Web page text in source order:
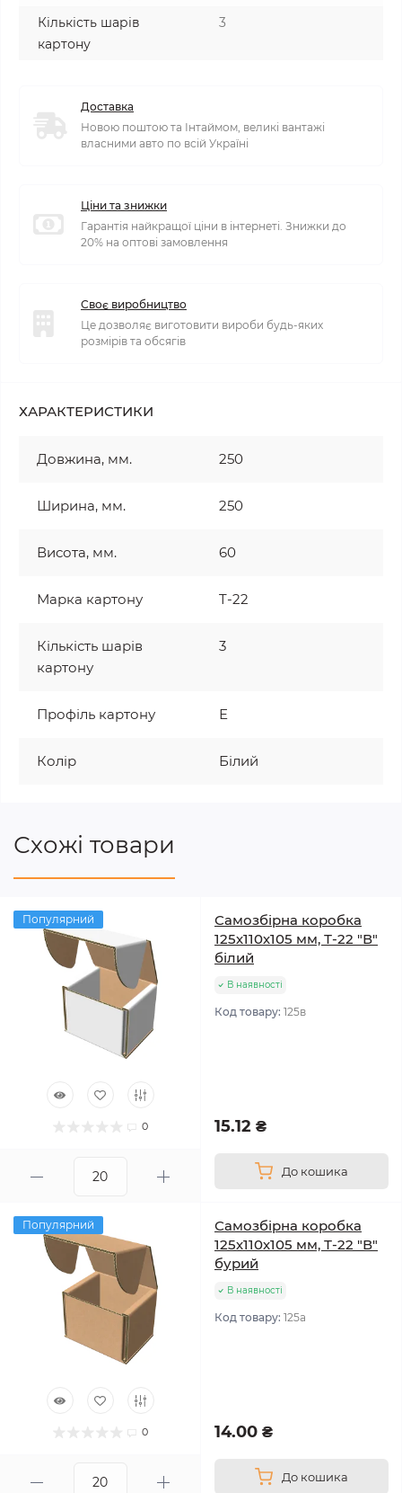
Кількість шарів
картону
3
Доставка
Новою поштою та Інтаймом, великі вантажі
власними авто по всій Україні
Ціни та знижки
Гарантія найкращої ціни в інтернеті. Знижки до
20% на оптові замовлення
Своє виробництво
Це дозволяє виготовити вироби будь-яких
розмірів та обсягів
ХАРАКТЕРИСТИКИ
Довжина, мм. 250
Ширина, мм. 250
Висота, мм. 60
Марка картону T-22
Кількість шарів
картону
3
Профіль картону Е
Колір Білий
Схожі товари
Популярний
0
Самозбірна коробка
125х110х105 мм, Т-22 "В"
білий
В наявності
Код товару: 125в
15.12 ₴
До кошика
Популярний
0
Самозбірна коробка
125х110х105 мм, Т-22 "В"
бурий
В наявності
Код товару: 125а
14.00 ₴
До кошика